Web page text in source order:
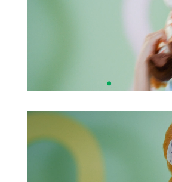
CONTATO